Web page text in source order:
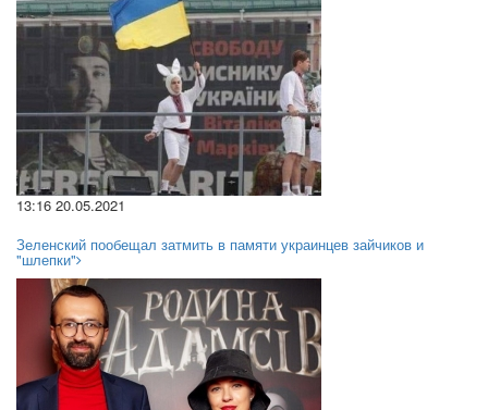
13:16 20.05.2021
Зеленский пообещал затмить в памяти украинцев зайчиков и
"шлепки"